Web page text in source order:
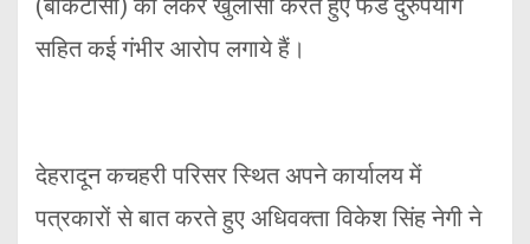
सहित कई गंभीर आरोप लगाये हैं।
देहरादून कचहरी परिसर स्थित अपने कार्यालय में
पत्रकारों से बात करते हुए अधिवक्ता विकेश सिंह नेगी ने